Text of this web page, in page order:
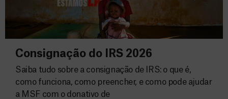
Consignação do IRS 2026
Saiba tudo sobre a consignação de IRS: o que é,
como funciona, como preencher, e como pode ajudar
a MSF com o donativo de